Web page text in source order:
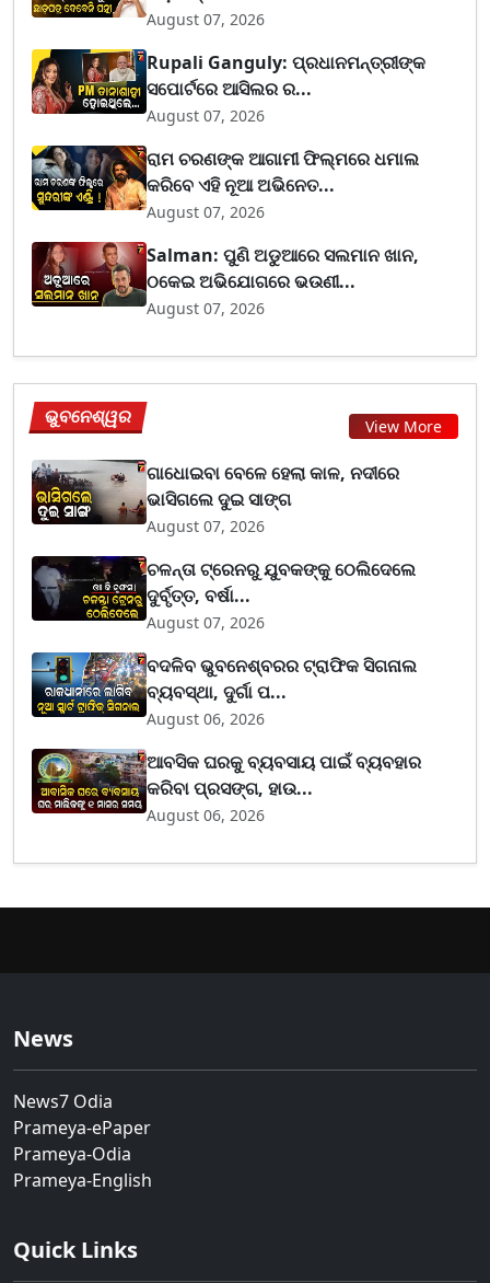
August 07, 2026
Rupali Ganguly: ପ୍ରଧାନମନ୍ତ୍ରୀଙ୍କ
ସପୋର୍ଟରେ ଆସିଲର ର...
August 07, 2026
ରାମ ଚରଣଙ୍କ ଆଗାମୀ ଫିଲ୍ମରେ ଧମାଲ
କରିବେ ଏହି ନୂଆ ଅଭିନେତ...
August 07, 2026
Salman: ପୁଣି ଅଡୁଆରେ ସଲମାନ ଖାନ,
ଠକେଇ ଅଭିଯୋଗରେ ଭଉଣୀ...
August 07, 2026
ଭୁବନେଶ୍ୱର View More
ଗାଧୋଇବା ବେଳେ ହେଲା କାଳ, ନଦୀରେ
ଭାସିଗଲେ ଦୁଇ ସାଙ୍ଗ
August 07, 2026
ଚଳନ୍ତା ଟ୍ରେନରୁ ଯୁବକଙ୍କୁ ଠେଲିଦେଲେ
ଦୁର୍ବୃତ୍ତ, ବର୍ଷା...
August 07, 2026
ବଦଳିବ ଭୁବନେଶ୍ବରର ଟ୍ରାଫିକ ସିଗନାଲ
ବ୍ୟବସ୍ଥା, ଦୁର୍ଗା ପ...
August 06, 2026
ଆବସିକ ଘରକୁ ବ୍ୟବସାୟ ପାଇଁ ବ୍ୟବହାର
କରିବା ପ୍ରସଙ୍ଗ, ହାଉ...
August 06, 2026
News
News7 Odia
Prameya-ePaper
Prameya-Odia
Prameya-English
Quick Links